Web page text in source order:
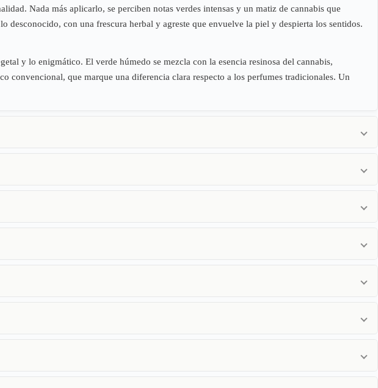
Nada más aplicarlo, se perciben notas verdes intensas y un matiz de cannabis que
con una frescura herbal y agreste que envuelve la piel y despierta los sentidos.
y lo enigmático. El verde húmedo se mezcla con la esencia resinosa del cannabis,
convencional, que marque una diferencia clara respecto a los perfumes tradicionales. Un